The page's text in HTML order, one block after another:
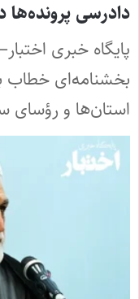
دادرسی
پایگاه خبری
بخشنامه‌ای خطاب
استان‌ها و رؤسای